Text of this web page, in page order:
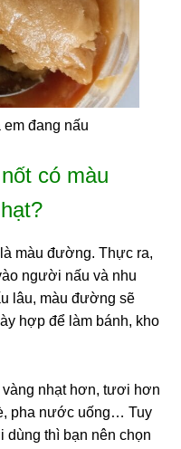
đang nấu
có màu
màu đường. Thực ra,
người nấu và nhu
lâu, màu đường sẽ
hợp để làm bánh, kho
nhạt hơn, tươi hơn
pha nước uống… Tuy
dùng thì bạn nên chọn